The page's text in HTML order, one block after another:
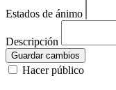
Estados de ánimo
Descripción
Guardar cambios
Hacer público